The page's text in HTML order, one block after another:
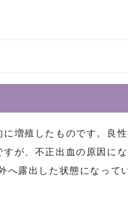
増殖したものです。良
が、不正出血の原因に
へ露出した状態になっ